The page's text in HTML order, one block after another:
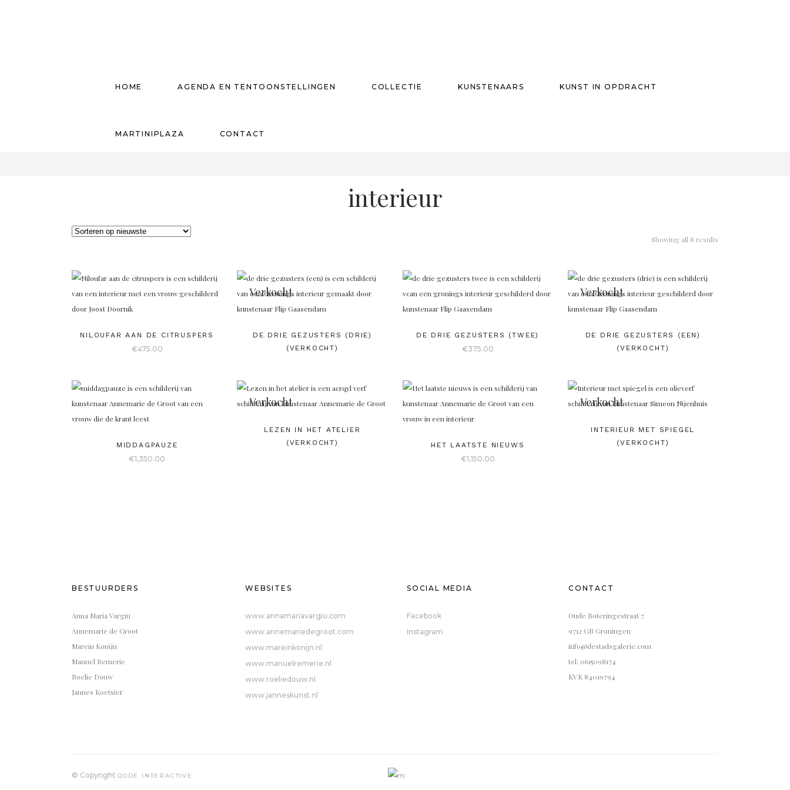
HOME AGENDA EN TENTOONSTELLINGEN COLLECTIE KUNSTENAARS KUNST IN OPDRACHT
MARTINIPLAZA CONTACT
interieur
Showing all 8 results
NILOUFAR AAN DE CITRUSPERS
€475.00
Verkocht
DE DRIE GEZUSTERS (DRIE)
(VERKOCHT)
DE DRIE GEZUSTERS (TWEE)
€375.00
Verkocht
DE DRIE GEZUSTERS (EEN)
(VERKOCHT)
MIDDAGPAUZE
€1,350.00
Verkocht
LEZEN IN HET ATELIER
(VERKOCHT)
HET LAATSTE NIEUWS
€1,150.00
Verkocht
INTERIEUR MET SPIEGEL
(VERKOCHT)
BESTUURDERS
Anna Maria Vargiu
Annemarie de Groot
Marein Konijn
Manuel Remerie
Roelie Douw
Jannes Koetsier
WEBSITES
www.annamariavargiu.com
www.annemariedegroot.com
www.mareinkonijn.nl
www.manuelremerie.nl
www.roeliedouw.nl
www.janneskunst.nl
SOCIAL MEDIA
Facebook
Instagram
CONTACT
Oude Boteringestraat 7
9712 GB Groningen
info@destadsgalerie.com
tel: 0615098174
KVK 84019794
© Copyright QODE INTERACTIVE